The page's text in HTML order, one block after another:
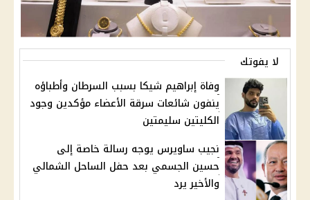
لا يفوتك
وفاة إبراهيم شيكا بسبب السرطان وأطباؤه
ينفون شائعات سرقة الأعضاء مؤكدين وجود
الكليتين سليمتين
نجيب ساويرس يوجه رسالة خاصة إلى
حسين الجسمي بعد حفل الساحل الشمالي
والأخير يرد